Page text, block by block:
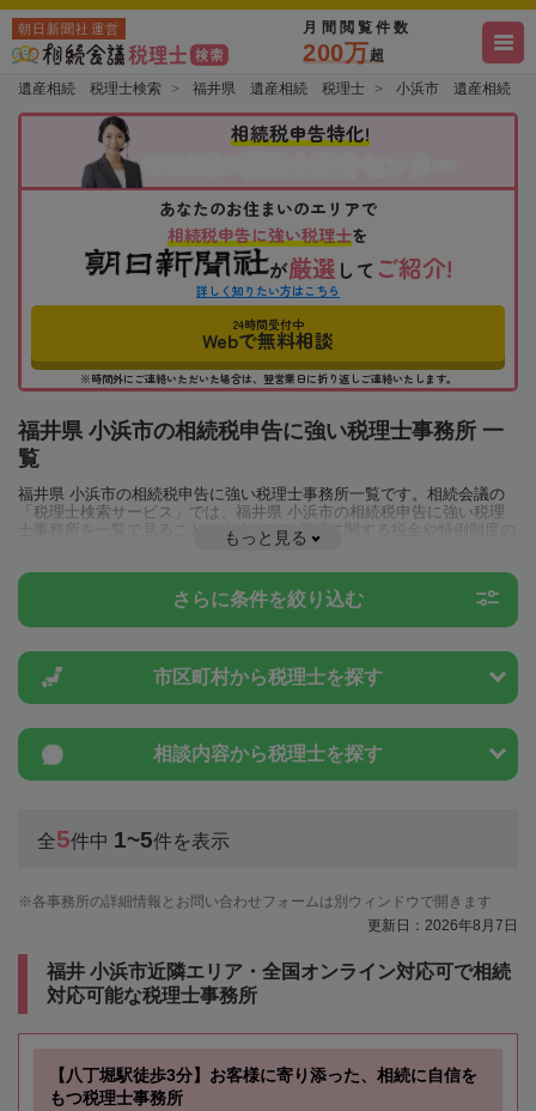
朝日新聞社運営 月間閲覧件数
200万超
遺産相続 税理士検索 福井県 遺産相続 税理士 小浜市 遺産相続
相続税申告特化!
あなたのお住まいのエリアで
相続税申告に強い税理士を
が厳選 して ご紹介!
詳しく知りたい方はこちら
24時間受付中
Webで無料相談
※時間外にご連絡いただいた場合は、翌営業日に折り返しご連絡いたします。
福井県 小浜市の相続税申告に強い税理士事務所 一
覧
福井県 小浜市の相続税申告に強い税理士事務所一覧です。相続会議の
「税理士検索サービス」では、福井県 小浜市の相続税申告に強い税理
士事務所を一覧で見ることが出来ます。相続に関する税金や特例制度の
ことは一度近隣の税理士に相談してみましょう。
もっと見る
さらに条件を絞り込む
市区町村から税理士を探す
相談内容から税理士を探す
全5件中 1~5件を表示
各事務所の詳細情報とお問い合わせフォームは別ウィンドウで開きます
更新日：2026年8月7日
福井 小浜市近隣エリア・全国オンライン対応可で相続
対応可能な税理士事務所
【八丁堀駅徒歩3分】お客様に寄り添った、相続に自信を
もつ税理士事務所